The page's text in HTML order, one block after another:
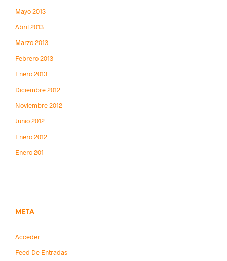
Mayo 2013
Abril 2013
Marzo 2013
Febrero 2013
Enero 2013
Diciembre 2012
Noviembre 2012
Junio 2012
Enero 2012
Enero 201
META
Acceder
Feed De Entradas